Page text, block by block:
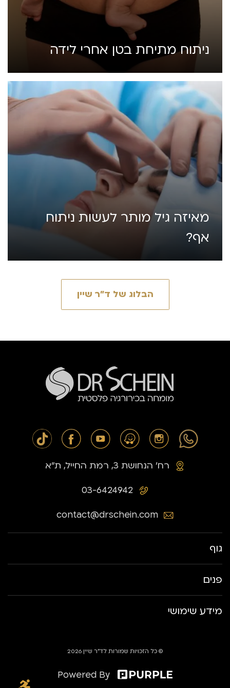
ניתוח מתיחת בטן אחרי לידה
מאיזה גיל מותר לעשות ניתוח
אף?
הבלוג של ד״ר שיין
03-6424942
רח׳ הנחושת 3, רמת החייל, ת״א
contact@drschein.com
גוף
פנים
מידע שימושי
© כל הזכויות שמורות לד״ר שיין 2026
Powered By